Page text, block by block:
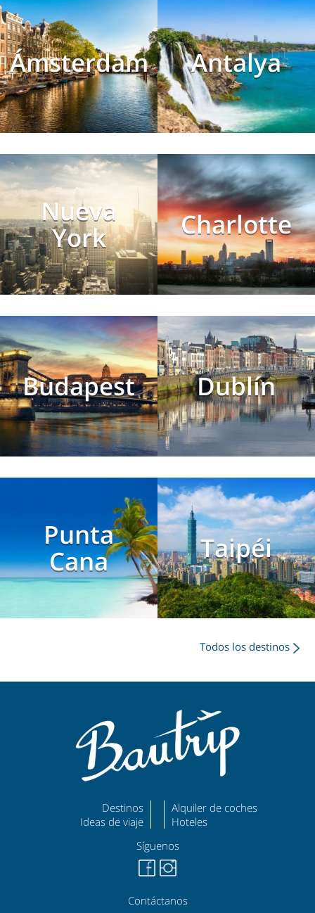
Ámsterdam Antalya
Nueva
York
Charlotte
Budapest Dublín
Punta
Cana
Taipéi
Todos los destinos
Destinos
Ideas de viaje
Alquiler de coches
Hoteles
Síguenos
Contáctanos